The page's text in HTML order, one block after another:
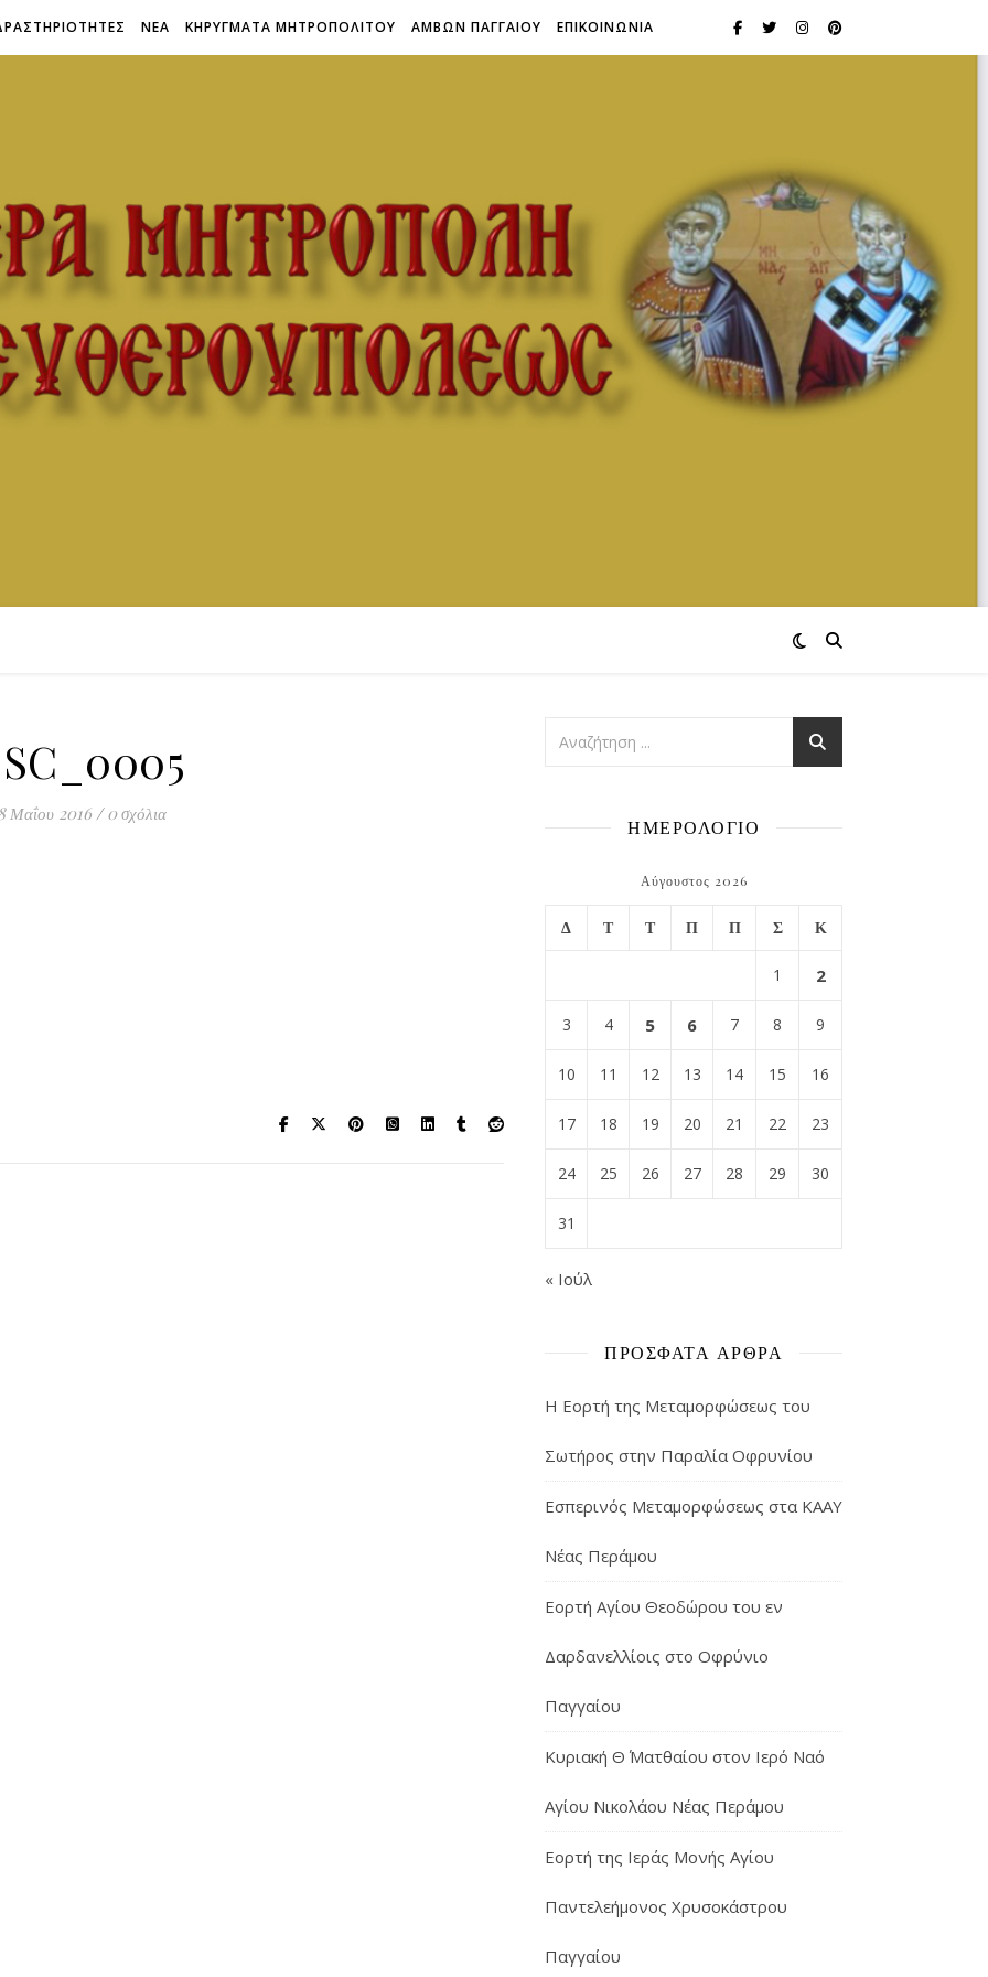
ΝΕΑ ΚΗΡΥΓΜΑΤΑ ΜΗΤΡΟΠΟΛΙΤΟΥ ΑΜΒΩΝ ΠΑΓΓΑΙΟΥ ΕΠΙΚΟΙΝΩΝΙΑ
Μαΐου 2016 / 0 σχόλια
ΗΜΕΡΟΛΟΓΙΟ
Αύγουστος 2026
Δ Τ Τ Π Π Σ Κ
1 2
3 4 5 6 7 8 9
10 11 12 13 14 15 16
17 18 19 20 21 22 23
24 25 26 27 28 29 30
31
« Ιούλ
ΠΡΌΣΦΑΤΑ ΆΡΘΡΑ
Η Εορτή της Μεταμορφώσεως του
Σωτήρος στην Παραλία Οφρυνίου
Εσπερινός Μεταμορφώσεως στα ΚΑΑΥ
Νέας Περάμου
Εορτή Αγίου Θεοδώρου του εν
Δαρδανελλίοις στο Οφρύνιο
Παγγαίου
Κυριακή Θ΄ Ματθαίου στον Ιερό Ναό
Αγίου Νικολάου Νέας Περάμου
Εορτή της Ιεράς Μονής Αγίου
Παντελεήμονος Χρυσοκάστρου
Παγγαίου